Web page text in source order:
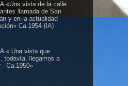
«Uns vista de la calle
llamada de San
y en la actualidad
Ca.1954 (IA)
« Una vista que
todavía, llegamos a
- Ca.1950»